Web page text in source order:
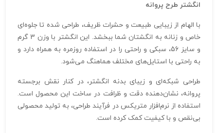
انگشتر طرح پروانه
با الهام از زیبایی طبیعت و حشرات ظریف، طراحی شده تا جلوه‌ای
خاص و زنانه به انگشتان شما ببخشد. این انگشتر با وزن 3 گرم
و سایز 56، سبکی و راحتی را در استفاده روزمره به همراه دارد و
به راحتی با استایل‌های مختلف هماهنگ می‌شود.
طراحی شبکه‌ای و زیبای بدنه انگشتر، در کنار نقش برجسته
پروانه، نشان‌دهنده دقت و ظرافت در ساخت این محصول است.
استفاده از نرم‌افزار متریکس در فرآیند طراحی، به تولید محصولی
بی‌نقص و با کیفیت کمک کرده است.